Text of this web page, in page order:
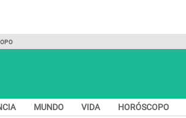
MUNDO VIDA HORÓSCOPO